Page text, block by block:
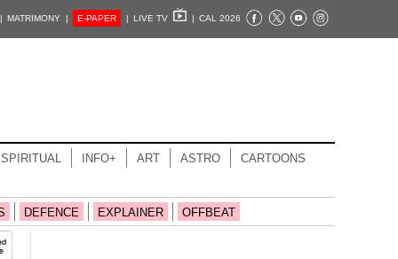
| MATRIMONY | E-PAPER | LIVE TV | CAL 2026
SPIRITUAL INFO+ ART ASTRO CARTOONS
DEFENCE EXPLAINER OFFBEAT